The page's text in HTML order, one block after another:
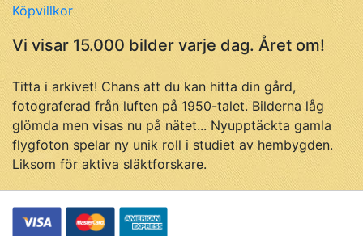
Köpvillkor
Vi visar 15.000 bilder varje dag. Året om!
Titta i arkivet! Chans att du kan hitta din gård,
fotograferad från luften på 1950-talet. Bilderna låg
glömda men visas nu på nätet... Nyupptäckta gamla
flygfoton spelar ny unik roll i studiet av hembygden.
Liksom för aktiva släktforskare.